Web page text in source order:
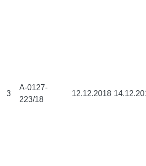
3
A-0127-
223/18
12.12.2018